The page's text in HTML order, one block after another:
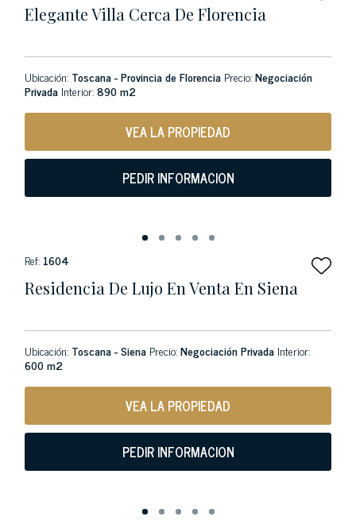
Elegante Villa Cerca De Florencia
Ubicación: Toscana - Provincia de Florencia Precio:Negociación
Privada Interior:890 m2
VEA LA PROPIEDAD
PEDIR INFORMACION
Ref: 1604
Residencia De Lujo En Venta En Siena
Ubicación: Toscana - Siena Precio:Negociación Privada Interior:
600 m2
VEA LA PROPIEDAD
PEDIR INFORMACION